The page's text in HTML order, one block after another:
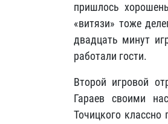
пришлось
«витязи» тоже
двадцать минут
работали гости.
Второй игровой
Гараев своими
Точицкого классно